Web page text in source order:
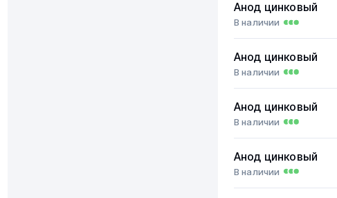
Анод цинковый
В наличии
Анод цинковый
В наличии
Анод цинковый
В наличии
Анод цинковый
В наличии